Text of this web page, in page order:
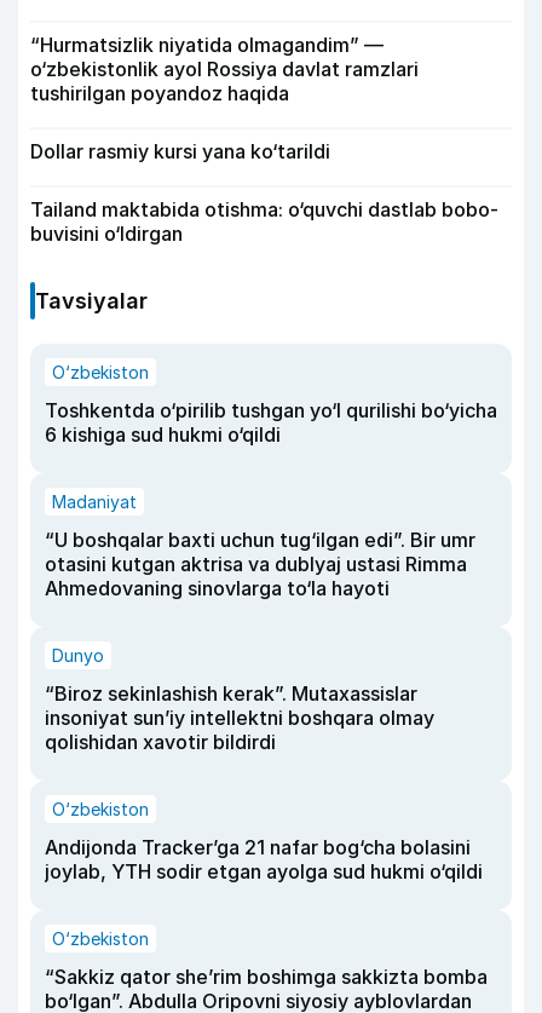
“Hurmatsizlik niyatida olmagandim” —
o‘zbekistonlik ayol Rossiya davlat ramzlari
tushirilgan poyandoz haqida
Dollar rasmiy kursi yana ko‘tarildi
Tailand maktabida otishma: o‘quvchi dastlab bobo-
buvisini o‘ldirgan
Tavsiyalar
O‘zbekiston
Toshkentda o‘pirilib tushgan yo‘l qurilishi bo‘yicha
6 kishiga sud hukmi o‘qildi
Madaniyat
“U boshqalar baxti uchun tug‘ilgan edi”. Bir umr
otasini kutgan aktrisa va dublyaj ustasi Rimma
Ahmedovaning sinovlarga to‘la hayoti
Dunyo
“Biroz sekinlashish kerak”. Mutaxassislar
insoniyat sun’iy intellektni boshqara olmay
qolishidan xavotir bildirdi
O‘zbekiston
Andijonda Tracker’ga 21 nafar bog‘cha bolasini
joylab, YTH sodir etgan ayolga sud hukmi o‘qildi
O‘zbekiston
“Sakkiz qator she’rim boshimga sakkizta bomba
bo‘lgan”. Abdulla Oripovni siyosiy ayblovlardan